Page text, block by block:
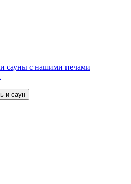
сауны с нашими печами
и саун